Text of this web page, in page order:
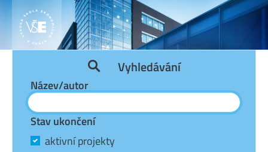
Vyhledávání
Název/autor
Stav ukončení
aktivní projekty